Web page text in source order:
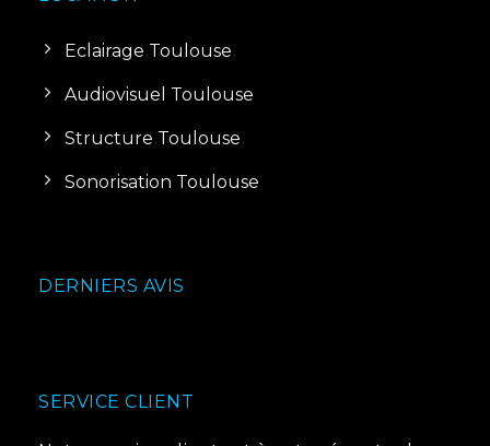
Eclairage Toulouse
Audiovisuel Toulouse
Structure Toulouse
Sonorisation Toulouse
DERNIERS AVIS
SERVICE CLIENT